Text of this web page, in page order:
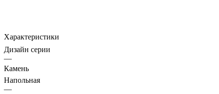
Характеристики
Дизайн серии
—
Камень
Напольная
—